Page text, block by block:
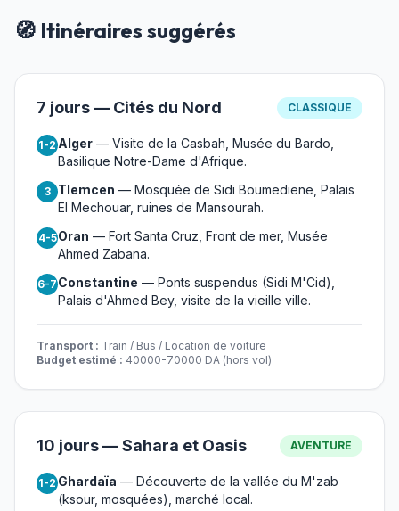
🧭 Itinéraires suggérés
7 jours — Cités du Nord CLASSIQUE
1-2 Alger — Visite de la Casbah, Musée du Bardo,
Basilique Notre-Dame d'Afrique.
3 Tlemcen — Mosquée de Sidi Boumediene, Palais
El Mechouar, ruines de Mansourah.
4-5Oran — Fort Santa Cruz, Front de mer, Musée
Ahmed Zabana.
6-7Constantine — Ponts suspendus (Sidi M'Cid),
Palais d'Ahmed Bey, visite de la vieille ville.
Transport : Train / Bus / Location de voiture
Budget estimé : 40000-70000 DA (hors vol)
10 jours — Sahara et Oasis AVENTURE
1-2 Ghardaïa — Découverte de la vallée du M'zab
(ksour, mosquées), marché local.